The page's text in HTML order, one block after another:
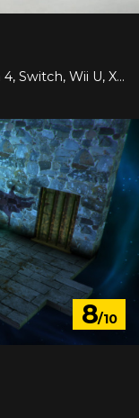
Android, PC, PlayStation 3, PlayStation 4, Switch, Wii U, Xbox One, iOS
8/10